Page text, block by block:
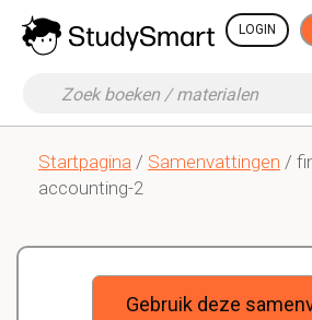
LOGIN
Startpagina / Samenvattingen /
accounting-2
Gebruik deze